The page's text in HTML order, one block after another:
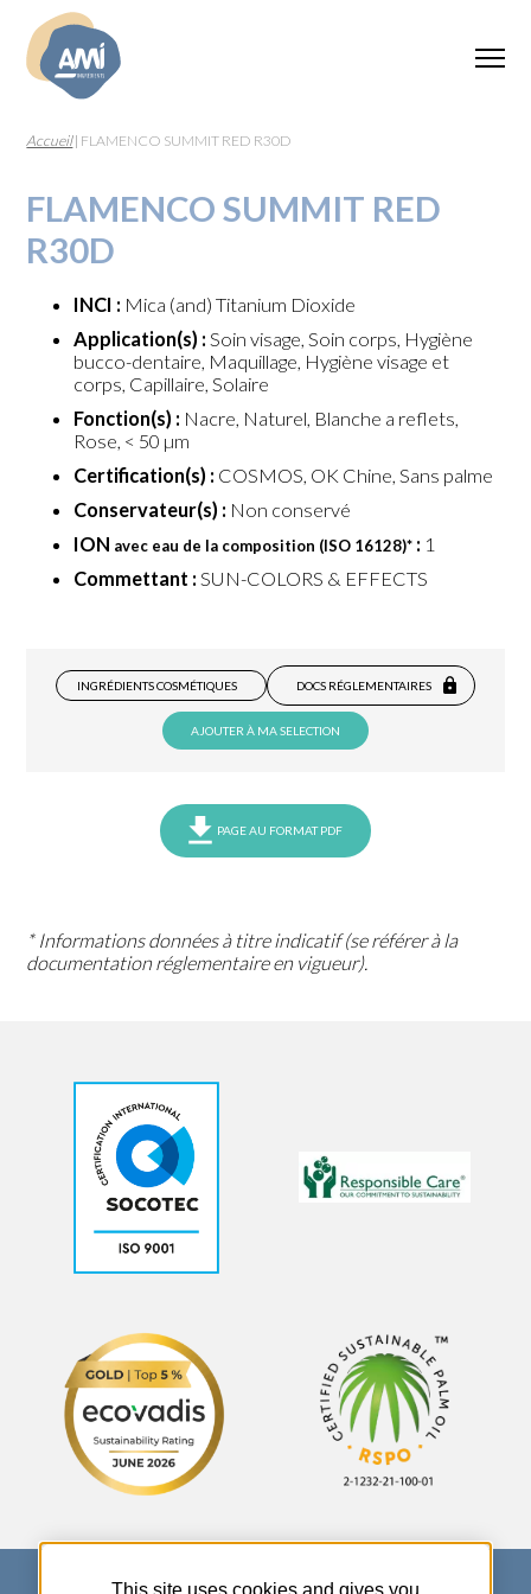
Accueil| FLAMENCO SUMMIT RED R30D
FLAMENCO SUMMIT RED
R30D
INCI : Mica (and) Titanium Dioxide
Application(s) : Soin visage, Soin corps, Hygiène
bucco-dentaire, Maquillage, Hygiène visage et
corps, Capillaire, Solaire
Fonction(s) : Nacre, Naturel, Blanche a reflets,
Rose, < 50 µm
Certification(s) : COSMOS, OK Chine, Sans palme
Conservateur(s) : Non conservé
ION avec eau de la composition (ISO 16128)* : 1
Commettant : SUN-COLORS & EFFECTS
INGRÉDIENTS COSMÉTIQUES DOCS RÉGLEMENTAIRES
AJOUTER À MA SELECTION
PAGE AU FORMAT PDF
* Informations données à titre indicatif (se référer à la
documentation réglementaire en vigueur).
This site uses cookies and gives you